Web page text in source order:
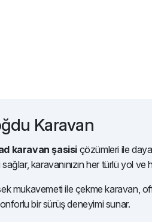
Karavan
karavan şasisi çözümleri ile
karavanınızın her türlü yol
ile çekme karavan,
bir sürüş deneyimi sunar.